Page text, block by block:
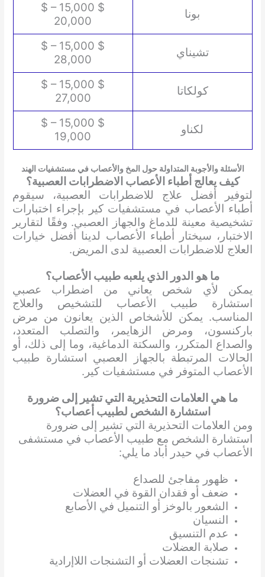
بونا
$ 15,000 – $
20,000
تشيناي
$ 15,000 – $
28,000
كولكاتا
$ 15,000 – $
27,000
لكناو
$ 15,000 – $
19,000
الأسئلة والأجوبة المتداولة حول المخ والأعصاب في مستشفيات الهند
كيف يعالج أطباء الأعصاب الاضطرابات العصبية؟
لتوفير أفضل علاج للاضطرابات العصبية، سيقوم
أطباء الأعصاب في مستشفيات كير بإجراء اختبارات
تشخيصية معينة للدماغ والجهاز العصبي. وفقًا لتقارير
الاختبار، سيختار أطباء الأعصاب لدينا أفضل خيارات
العلاج للاضطرابات العصبية لدى المريض.
ما هو الدور الذي يلعبه طبيب الأعصاب؟
يمكن لأي شخص يعاني من اضطراب عصبي
استشارة طبيب الأعصاب للتشخيص والعلاج
المناسب. يمكن للأشخاص الذين يعانون من مرض
باركنسون، ومرض الزهايمر، والتصلب المتعدد،
والصداع المتكرر، والسكتة الدماغية، وما إلى ذلك، أو
الحالات المرتبطة بالجهاز العصبي استشارة طبيب
الأعصاب المتوفر في مستشفيات كير.
ما هي العلامات التحذيرية التي تشير إلى ضرورة
استشارة الشخص لطبيب أعصاب؟
ومن العلامات التحذيرية التي تشير إلى ضرورة
استشارة الشخص مع طبيب الأعصاب في مستشفى
الأعصاب في حيدر أباد ما يلي:
ظهور مفاجئ للصداع
ضعف أو فقدان القوة في العضلات
الشعور بالوخز أو التنميل في الأصابع
النسيان
عدم التنسيق
صلابة العضلات
تشنجات العضلات أو التشنجات اللاإرادية